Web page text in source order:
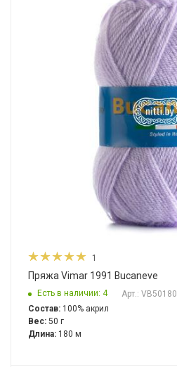
1
Пряжа Vimar 1991 Bucaneve
Есть в наличии: 4
Арт.: VB50180
Состав: 100% акрил
Вес: 50 г
Длина: 180 м